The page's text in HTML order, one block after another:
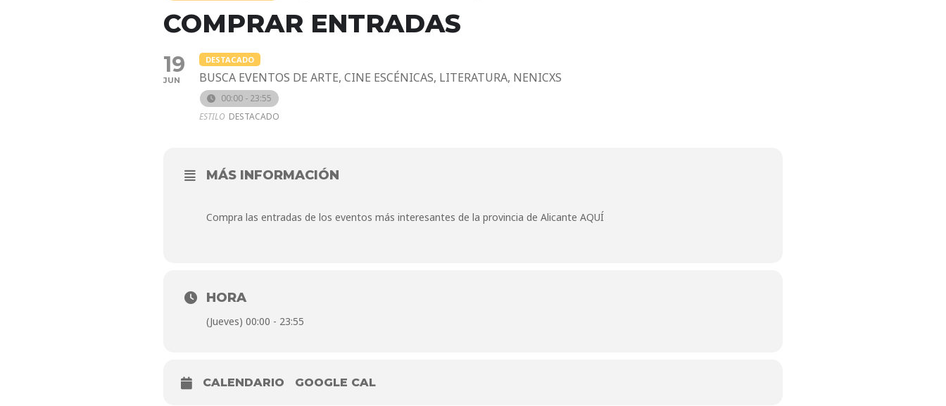
COMPRAR ENTRADAS
19
JUN
DESTACADO
BUSCA EVENTOS DE ARTE, CINE ESCÉNICAS, LITERATURA, NENICXS
00:00 - 23:55
ESTILO DESTACADO
MÁS INFORMACIÓN
Compra las entradas de los eventos más interesantes de la provincia de Alicante AQUÍ
HORA
(Jueves) 00:00 - 23:55
CALENDARIO GOOGLE CAL